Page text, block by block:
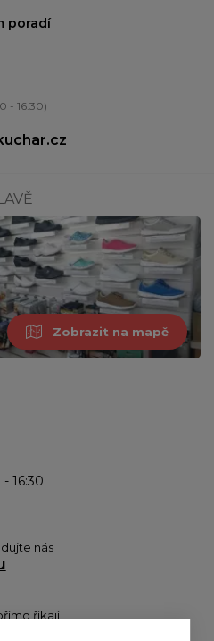
poradí
- 16:30)
Zobrazit na mapě
16:30
nás
říkají